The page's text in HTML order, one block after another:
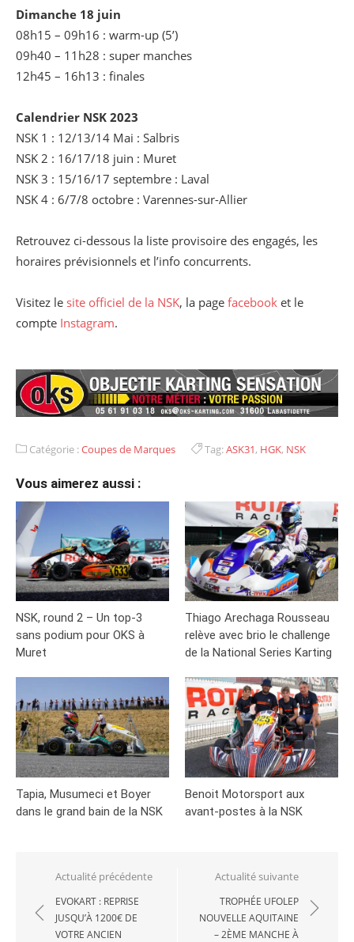
Dimanche 18 juin
08h15 – 09h16 : warm-up (5’)
09h40 – 11h28 : super manches
12h45 – 16h13 : finales
Calendrier NSK 2023
NSK 1 : 12/13/14 Mai : Salbris
NSK 2 : 16/17/18 juin : Muret
NSK 3 : 15/16/17 septembre : Laval
NSK 4 : 6/7/8 octobre : Varennes-sur-Allier
Retrouvez ci-dessous la liste provisoire des engagés, les
horaires prévisionnels et l’info concurrents.
Visitez le site officiel de la NSK, la page facebook et le
compte Instagram.
Catégorie :Coupes de Marques Tag:ASK31, HGK, NSK
Vous aimerez aussi :
NSK, round 2 – Un top-3
sans podium pour OKS à
Muret
Thiago Arechaga Rousseau
relève avec brio le challenge
de la National Series Karting
Tapia, Musumeci et Boyer
dans le grand bain de la NSK
Benoit Motorsport aux
avant-postes à la NSK
Navigation
de
l’article
Actualité précédente
EVOKART : REPRISE
JUSQU’À 1200€ DE
VOTRE ANCIEN
Actualité suivante
TROPHÉE UFOLEP
NOUVELLE AQUITAINE
– 2ÈME MANCHE À